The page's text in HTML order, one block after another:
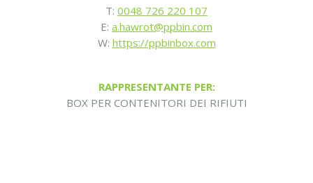
T: 0048 726 220 107
E: a.hawrot@ppbin.com
W: https://ppbinbox.com
RAPPRESENTANTE PER:
BOX PER CONTENITORI DEI RIFIUTI